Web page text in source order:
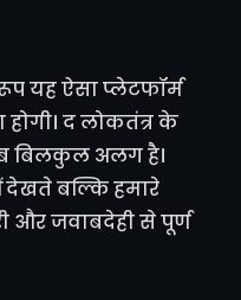
यह ऐसा प्लेटफॉर्म
होगी। द लोकतंत्र के
बिलकुल अलग है।
देखते बल्कि हमारे
और जवाबदेही से पूर्ण